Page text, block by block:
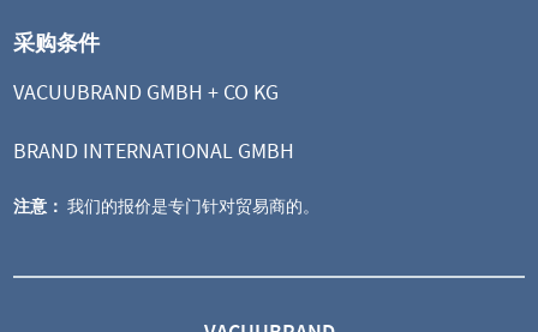
采购条件
VACUUBRAND GMBH + CO KG
BRAND INTERNATIONAL GMBH
注意： 我们的报价是专门针对贸易商的。